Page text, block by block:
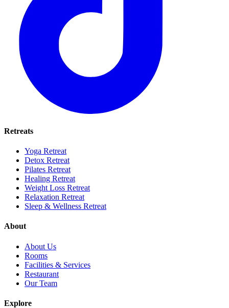
Retreats
Yoga Retreat
Detox Retreat
Pilates Retreat
Healing Retreat
Weight Loss Retreat
Relaxation Retreat
Sleep & Wellness Retreat
About
About Us
Rooms
Facilities & Services
Restaurant
Our Team
Explore